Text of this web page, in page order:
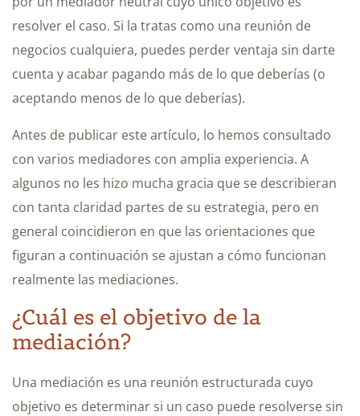
resolver el caso. Si la tratas como una reunión de
negocios cualquiera, puedes perder ventaja sin darte
cuenta y acabar pagando más de lo que deberías (o
aceptando menos de lo que deberías).
Antes de publicar este artículo, lo hemos consultado
con varios mediadores con amplia experiencia. A
algunos no les hizo mucha gracia que se describieran
con tanta claridad partes de su estrategia, pero en
general coincidieron en que las orientaciones que
figuran a continuación se ajustan a cómo funcionan
realmente las mediaciones.
¿Cuál es el objetivo de la
mediación?
Una mediación es una reunión estructurada cuyo
objetivo es determinar si un caso puede resolverse sin